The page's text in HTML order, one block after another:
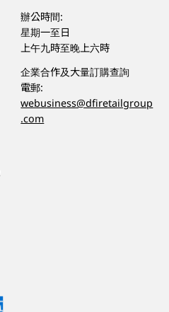
辦公時間:
星期一至日
上午九時至晚上六時
企業合作及大量訂購查詢
電郵:
webusiness@dfiretailgroup
.com